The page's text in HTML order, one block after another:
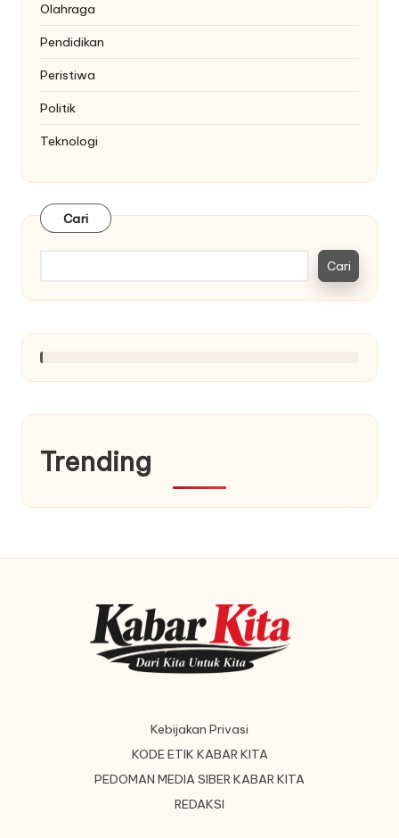
Olahraga
Pendidikan
Peristiwa
Politik
Teknologi
Cari
Cari
Trending
Kebijakan Privasi
KODE ETIK KABAR KITA
PEDOMAN MEDIA SIBER KABAR KITA
REDAKSI